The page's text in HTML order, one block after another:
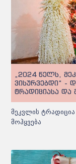
„2024 წელს,
ვისურვებდი“ -
ტრადიციასა და
მეკვლის
მოჰყვება